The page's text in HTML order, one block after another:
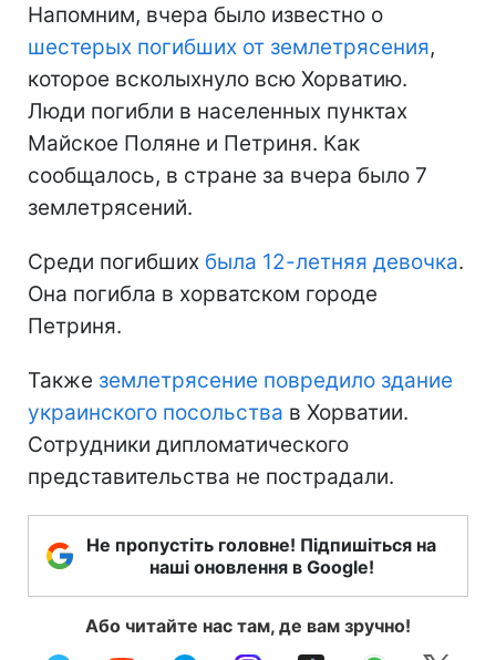
Напомним, вчера было известно о
шестерых погибших от землетрясения,
которое всколыхнуло всю Хорватию.
Люди погибли в населенных пунктах
Майское Поляне и Петриня. Как
сообщалось, в стране за вчера было 7
землетрясений.
Среди погибших была 12-летняя девочка.
Она погибла в хорватском городе
Петриня.
Также землетрясение повредило здание
украинского посольства в Хорватии.
Сотрудники дипломатического
представительства не пострадали.
Не пропустіть головне! Підпишіться на
наші оновлення в Google!
Або читайте нас там, де вам зручно!